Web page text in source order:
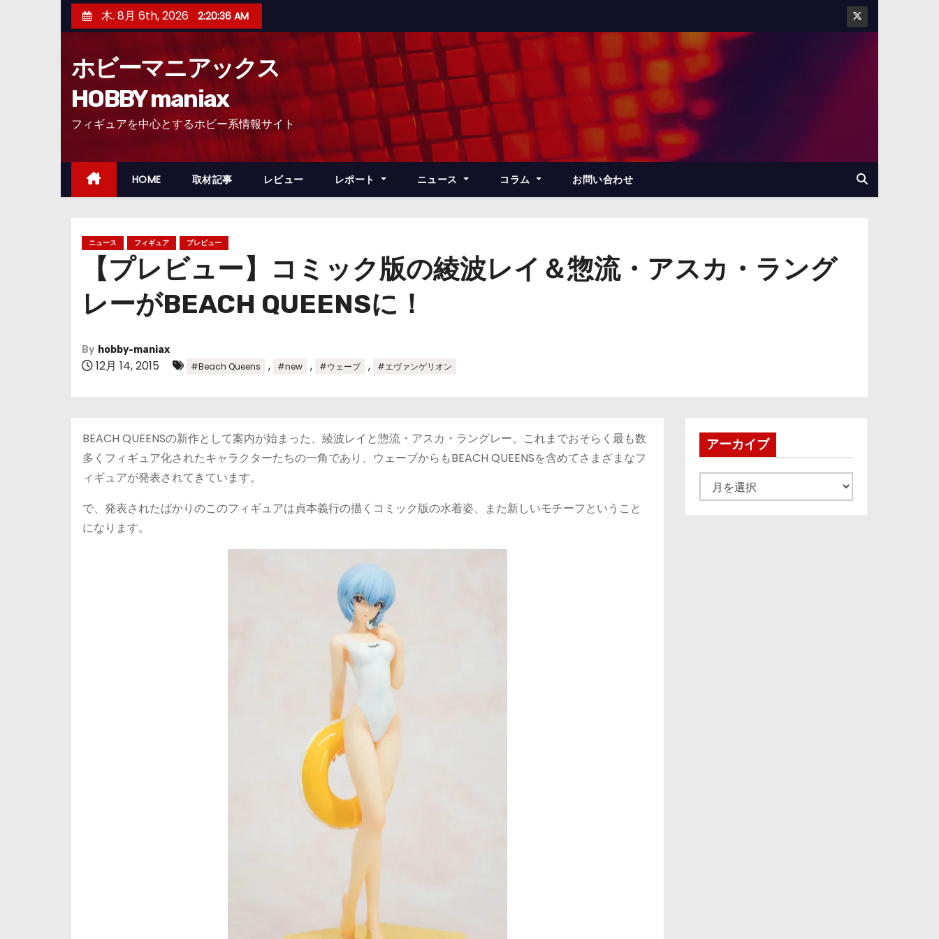
ン
ッ
木. 8月 6th, 2026 2:20:37 AM
ホビーマニアックス
HOBBY maniax
フィギュアを中心とするホビー系情報サイト
HOME 取材記事 レビュー レポート ニュース コラム お問い合わせ
ニュース フィギュア プレビュー
【プレビュー】コミック版の綾波レイ＆惣流・アスカ・ラング
レーがBEACH QUEENSに！
By hobby-maniax
12月 14, 2015 #Beach Queens , #new , #ウェーブ , #エヴァンゲリオン
BEACH QUEENSの新作として案内が始まった、綾波レイと惣流・アスカ・ラングレー。これまでおそらく最も数
多くフィギュア化されたキャラクターたちの一角であり、ウェーブからもBEACH QUEENSを含めてさまざまなフ
ィギュアが発表されてきています。
で、発表されたばかりのこのフィギュアは貞本義行の描くコミック版の水着姿、また新しいモチーフということ
になります。
アーカイブ
ー